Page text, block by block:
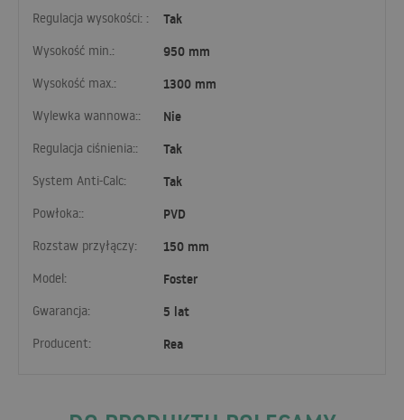
Regulacja wysokości: : Tak
Wysokość min.: 950 mm
Wysokość max.: 1300 mm
Wylewka wannowa:: Nie
Regulacja ciśnienia:: Tak
System Anti-Calc: Tak
Powłoka:: PVD
Rozstaw przyłączy: 150 mm
Model: Foster
Gwarancja: 5 lat
Producent: Rea